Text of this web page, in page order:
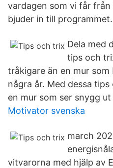
vardagen som vi får
bjuder in till programmet.
Dela med
tips och
tråkigare än en mur
några år. Med dessa
en mur som ser snygg
Motivator svenska
march
vitvarorna med hjälp av